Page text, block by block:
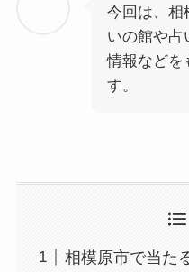
今回は、相
いの館や占
情報などを
す。
相模原市で当た